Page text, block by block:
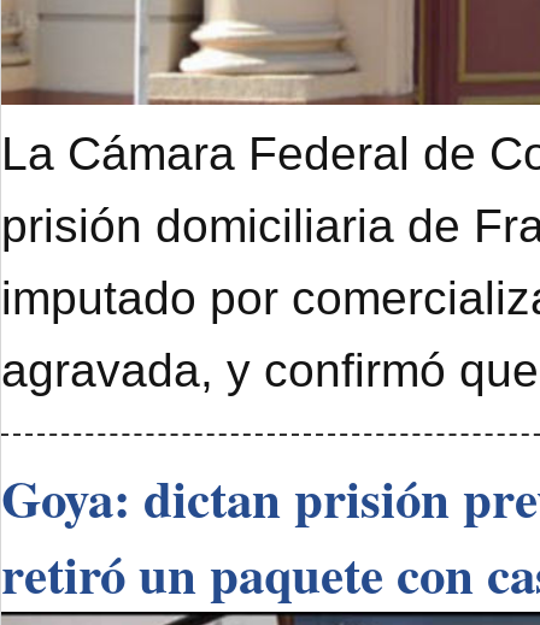
La Cámara Federal de
prisión domiciliaria de
imputado por
agravada, y confirmó
Goya: dictan prisión
retiró un paquete con